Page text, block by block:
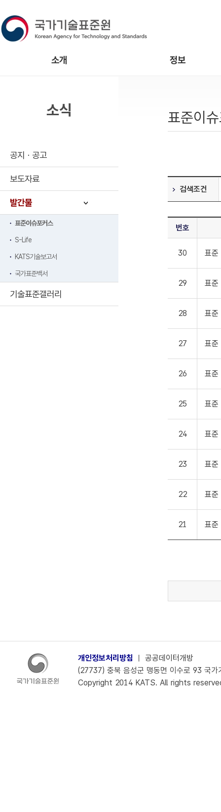
소개 정보
표준이
검색조건
번호
30 표준
29 표준
28 표준
27 표준
26 표준
25 표준
24 표준
23 표준
22 표준
21 표준
소식
공지ㆍ공고
보도자료
발간물
표준이슈포커스
S-Life
KATS기술보고서
국가표준백서
기술표준갤러리
개인정보처리방침 ㅣ 공공데이터개방
(27737) 충북 음성군 맹동면 이수로 93 국
Copyright 2014 KATS. All rights